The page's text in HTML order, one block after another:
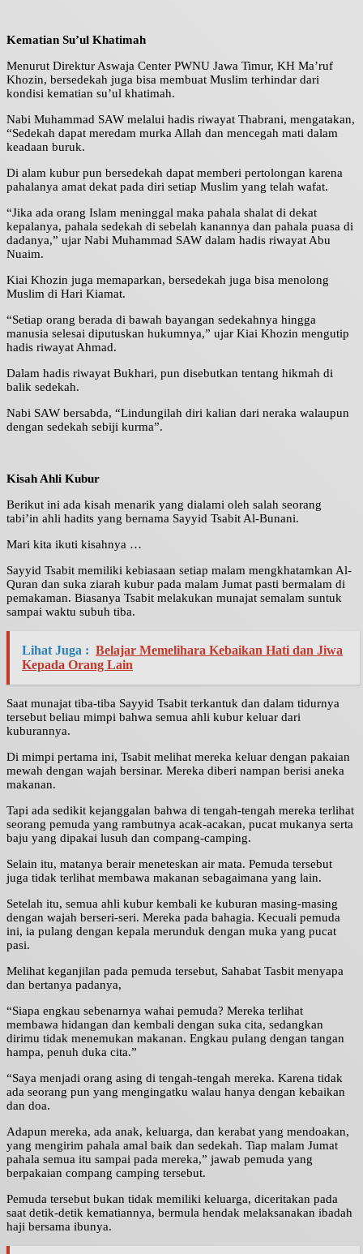
Kematian Su’ul Khatimah
Menurut Direktur Aswaja Center PWNU Jawa Timur, KH Ma’ruf
Khozin, bersedekah juga bisa membuat Muslim terhindar dari
kondisi kematian su’ul khatimah.
Nabi Muhammad SAW melalui hadis riwayat Thabrani, mengatakan,
“Sedekah dapat meredam murka Allah dan mencegah mati dalam
keadaan buruk.
Di alam kubur pun bersedekah dapat memberi pertolongan karena
pahalanya amat dekat pada diri setiap Muslim yang telah wafat.
“Jika ada orang Islam meninggal maka pahala shalat di dekat
kepalanya, pahala sedekah di sebelah kanannya dan pahala puasa di
dadanya,” ujar Nabi Muhammad SAW dalam hadis riwayat Abu
Nuaim.
Kiai Khozin juga memaparkan, bersedekah juga bisa menolong
Muslim di Hari Kiamat.
“Setiap orang berada di bawah bayangan sedekahnya hingga
manusia selesai diputuskan hukumnya,” ujar Kiai Khozin mengutip
hadis riwayat Ahmad.
Dalam hadis riwayat Bukhari, pun disebutkan tentang hikmah di
balik sedekah.
Nabi SAW bersabda, “Lindungilah diri kalian dari neraka walaupun
dengan sedekah sebiji kurma”.
Kisah Ahli Kubur
Berikut ini ada kisah menarik yang dialami oleh salah seorang
tabi’in ahli hadits yang bernama Sayyid Tsabit Al-Bunani.
Mari kita ikuti kisahnya …
Sayyid Tsabit memiliki kebiasaan setiap malam mengkhatamkan Al-
Quran dan suka ziarah kubur pada malam Jumat pasti bermalam di
pemakaman. Biasanya Tsabit melakukan munajat semalam suntuk
sampai waktu subuh tiba.
Lihat Juga : Belajar Memelihara Kebaikan Hati dan Jiwa
Kepada Orang Lain
Saat munajat tiba-tiba Sayyid Tsabit terkantuk dan dalam tidurnya
tersebut beliau mimpi bahwa semua ahli kubur keluar dari
kuburannya.
Di mimpi pertama ini, Tsabit melihat mereka keluar dengan pakaian
mewah dengan wajah bersinar. Mereka diberi nampan berisi aneka
makanan.
Tapi ada sedikit kejanggalan bahwa di tengah-tengah mereka terlihat
seorang pemuda yang rambutnya acak-acakan, pucat mukanya serta
baju yang dipakai lusuh dan compang-camping.
Selain itu, matanya berair meneteskan air mata. Pemuda tersebut
juga tidak terlihat membawa makanan sebagaimana yang lain.
Setelah itu, semua ahli kubur kembali ke kuburan masing-masing
dengan wajah berseri-seri. Mereka pada bahagia. Kecuali pemuda
ini, ia pulang dengan kepala merunduk dengan muka yang pucat
pasi.
Melihat keganjilan pada pemuda tersebut, Sahabat Tasbit menyapa
dan bertanya padanya,
“Siapa engkau sebenarnya wahai pemuda? Mereka terlihat
membawa hidangan dan kembali dengan suka cita, sedangkan
dirimu tidak menemukan makanan. Engkau pulang dengan tangan
hampa, penuh duka cita.”
“Saya menjadi orang asing di tengah-tengah mereka. Karena tidak
ada seorang pun yang mengingatku walau hanya dengan kebaikan
dan doa.
Adapun mereka, ada anak, keluarga, dan kerabat yang mendoakan,
yang mengirim pahala amal baik dan sedekah. Tiap malam Jumat
pahala semua itu sampai pada mereka,” jawab pemuda yang
berpakaian compang camping tersebut.
Pemuda tersebut bukan tidak memiliki keluarga, diceritakan pada
saat detik-detik kematiannya, bermula hendak melaksanakan ibadah
haji bersama ibunya.